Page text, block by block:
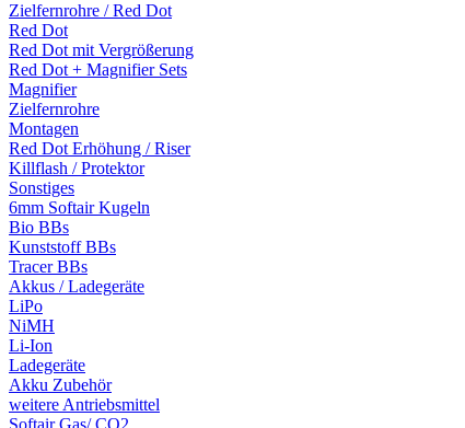
Zielfernrohre / Red Dot
Red Dot
Red Dot mit Vergrößerung
Red Dot + Magnifier Sets
Magnifier
Zielfernrohre
Montagen
Red Dot Erhöhung / Riser
Killflash / Protektor
Sonstiges
6mm Softair Kugeln
Bio BBs
Kunststoff BBs
Tracer BBs
Akkus / Ladegeräte
LiPo
NiMH
Li-Ion
Ladegeräte
Akku Zubehör
weitere Antriebsmittel
Softair Gas/ CO2